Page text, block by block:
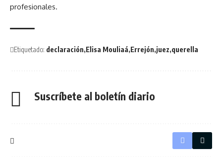
profesionales.
Etiquetado: declaración Elisa Mouliaá Errejón juez querella
Suscríbete al boletín diario